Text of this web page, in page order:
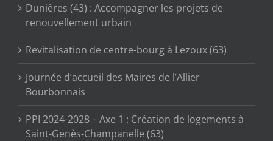
Dunières (43) : Accompagner les projets de
renouvellement urbain
Revitalisation de centre-bourg à Lezoux (63)
Journée d’accueil des Maires de l’Allier
Bourbonnais
PPI 2024-2028 – Axe 1 : Création de logements à
Saint-Genès-Champanelle (63)